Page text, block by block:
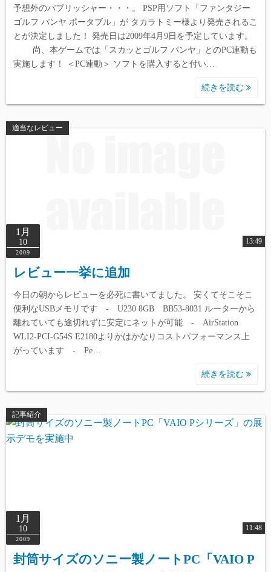
/home/reviewdays/reviewdays.com/public_html/wp-
content/themes/simple-days/template-
parts/index/post_card.phpon line165
Warning: Undefined array key 1 in
/home/reviewdays/reviewdays.com/public_html/wp-
予想外のパブリッシャー・・・。 PSP用ソフト「ファンタジー
ゴルフ パンヤ ポータブル」が タカラトミー様より発売されるこ
とが決定しました！ 発売日は2009年4月9日を予定しています。
尚、本ゲームでは「スカッとゴルフ パンヤ」とのPC連動も
実施します！ ＜PC連動＞ ソフトを購入すると付い…
続きを読む
適当なレビュー
1月
10
2009
13:49
レビュー一挙に追加
今日の朝からレビューを必死に書いてました。 安くてそこそこ
便利なUSBメモリです - U230 8GB BB53-8031 ルーターから
離れていても途切れずに安定にネットが可能 - AirStation
WLI2-PCI-G54S E2180よりかはかなりコストパフォーマンス上
がっています - Pe…
続きを読む
記事紹介
1月
10
2009
11:48
封筒サイズのソニー製ノートPC「VAIO P